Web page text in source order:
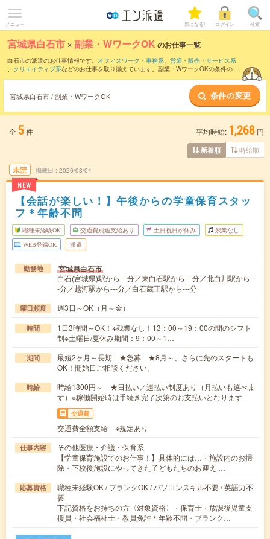
メニュー 気になる! ログイン 検索
宮城県白石市 ×副業・WワークOK のお仕事一覧
白石市の派遣のお仕事情報です。 オフィスワーク・事務系、 営業・販売・サービス系
、 クリエイティブ系などのお仕事を取り揃えています。副業・WワークOKの条件の他
宮城県白石市 / 副業・WワークOK 条件の変更
全 5件 平均時給: 1,268 円
新着順 時給順
未読
NEW
掲載日 2026/08/04
【会話が楽しい！】午後からの学童保育スタッ
フ＊年齢不問
職種未経験OK 交通費別途支給あり 土日祝日が休み 残業なし
WEB登録OK 派遣
勤務地 宮城県白石市
白石(宮城県)駅から---分／東白石駅から---分／北白川駅から--
-分／越河駅から---分／白石蔵王駅から---分
曜日頻度 週3日～OK（月～金）
時間
1日3時間～OK！※残業なし！13：00～19：00の間のシフト
制※土曜日/夏休み期間：9：00～1…
期間
最短2ヶ月～長期 ★急募 ★8月～、さらに先のスタートも
OK！開始日ご相談ください。
時給
時給1300円～ ★日払い／週払い制度あり（月払いも選べま
す）※稼働開始時は手続き完了次第のお支払いとなります
交通費
交通費全額支給 ※規定あり
仕事内容
その他医療・介護・保育系
【学童保育施設でのお仕事！】具体的には…・施設内のお掃
除・下校後施設にやってきた子どもたちのお迎え …
応募資格
職種未経験OK / ブランクOK / パソコンスキル不要 / 英語力不
要
下記資格をお持ちの方〈対象資格〉・保育士・放課後児童支
援員・社会福祉士・教員免許＊年齢不問・ブランク…